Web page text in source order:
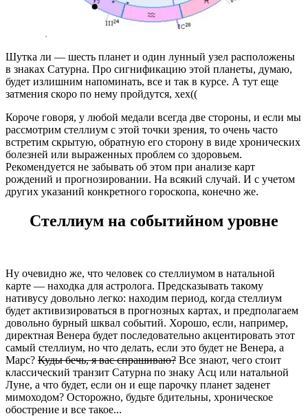
Шутка ли — шесть планет и один лунный узел расположены
в знаках Сатурна. Про сигнификацию этой планеты, думаю,
будет излишним напоминать, все и так в курсе. А тут еще
затмения скоро по нему пройдутся, хех((
Короче говоря, у любой медали всегда две стороны, и если мы
рассмотрим стеллиум с этой точки зрения, то очень часто
встретим скрытую, обратную его сторону в виде хронических
болезней или выраженных проблем со здоровьем.
Рекомендуется не забывать об этом при анализе карт
рождений и прогнозировании. На всякий случай. И с учетом
других указаний конкретного гороскопа, конечно же.
Стеллиум на событийном уровне
Ну очевидно же, что человек со стеллиумом в натальной
карте — находка для астролога. Предсказывать такому
нативусу довольно легко: находим период, когда стеллиум
будет активизироваться в прогнозных картах, и предполагаем
довольно бурный шквал событий. Хорошо, если, например,
директная Венера будет последовательно акцентировать этот
самый стеллиум, но что делать, если это будет не Венера, а
Марс? Куды бечь, я вас спрашиваю? Все знают, чего стоит
классический транзит Сатурна по знаку Асц или натальной
Луне, а что будет, если он и еще парочку планет заденет
мимоходом? Осторожно, будьте бдительны, хроническое
обострение и все такое...